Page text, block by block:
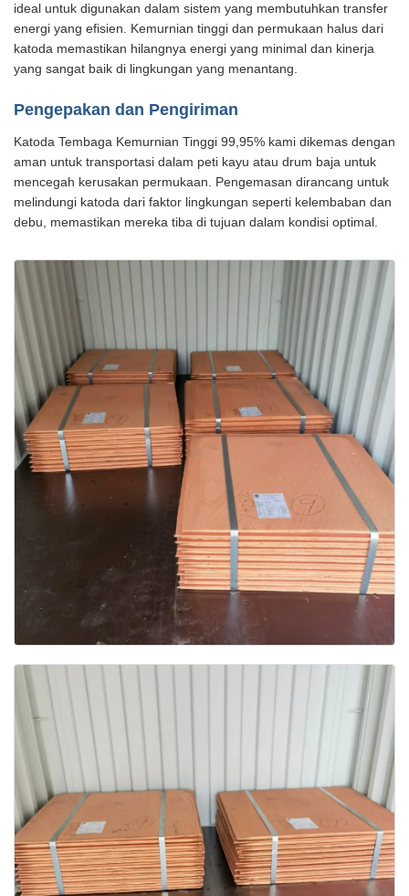
ideal untuk digunakan dalam sistem yang membutuhkan transfer
energi yang efisien. Kemurnian tinggi dan permukaan halus dari
katoda memastikan hilangnya energi yang minimal dan kinerja
yang sangat baik di lingkungan yang menantang.
Pengepakan dan Pengiriman
Katoda Tembaga Kemurnian Tinggi 99,95% kami dikemas dengan
aman untuk transportasi dalam peti kayu atau drum baja untuk
mencegah kerusakan permukaan. Pengemasan dirancang untuk
melindungi katoda dari faktor lingkungan seperti kelembaban dan
debu, memastikan mereka tiba di tujuan dalam kondisi optimal.